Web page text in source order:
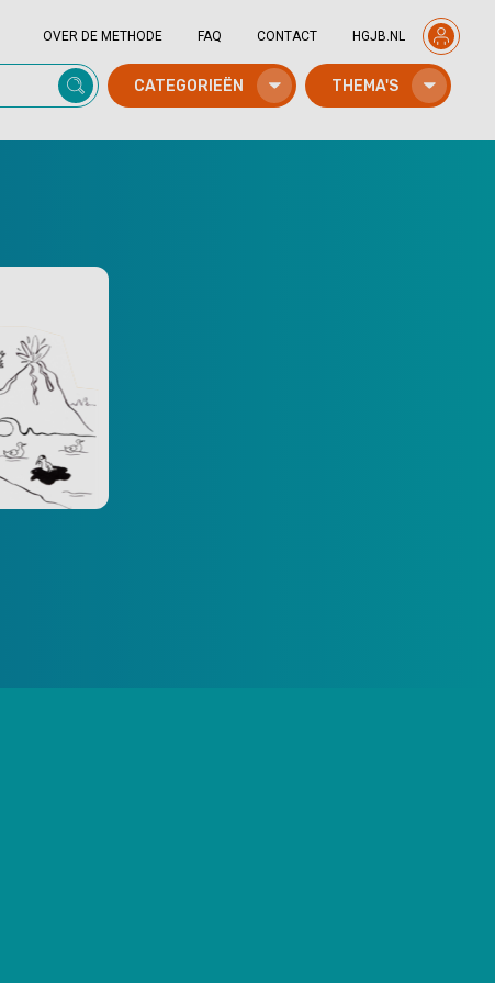
OVER DE METHODE FAQ CONTACT HGJB.NL
CATEGORIEËN THEMA'S